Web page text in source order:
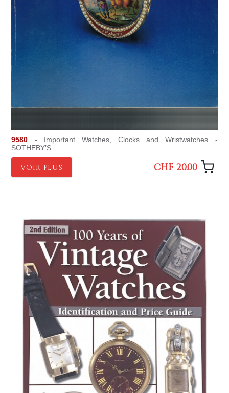
9580 - Important Watches, Clocks and Wristwatches -
SOTHEBY’S
VOIR PLUS CHF 20.00